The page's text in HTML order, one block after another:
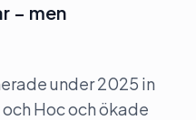
– men
under 2025 in
Hoc och ökade